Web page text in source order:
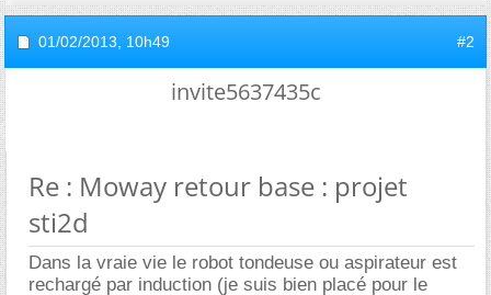
01/02/2013, 10h49 #2
invite5637435c
Re : Moway retour base : projet
sti2d
Dans la vraie vie le robot tondeuse ou aspirateur est
rechargé par induction (je suis bien placé pour le